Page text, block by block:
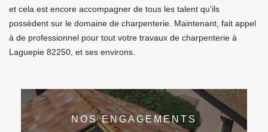
et cela est encore accompagner de tous les talent qu’ils
possèdent sur le domaine de charpenterie. Maintenant, fait appel
à de professionnel pour tout votre travaux de charpenterie à
Laguepie 82250, et ses environs.
NOS ENGAGEMENTS